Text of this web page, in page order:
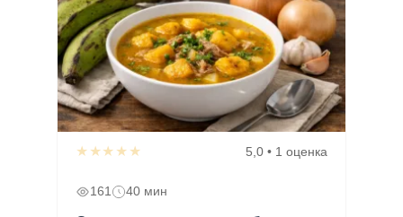
★★★★★ 5,0 • 1 оценка
161 40 мин